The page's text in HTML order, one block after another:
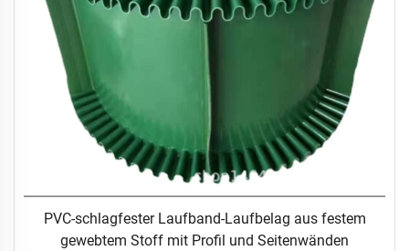
PVC-schlagfester Laufband-Laufbelag aus festem
gewebtem Stoff mit Profil und Seitenwänden